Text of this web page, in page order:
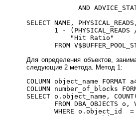
AND
SELECT NAME,
1 - (PHYSICAL_READS
           "Hit Ratio"
Для определения объектов,
следующие 2 метода. Метод 1:
COLUMN object_name FORMAT
COLUMN number_of_blocks
SELECT o.object_name,
FROM DBA_OBJECTS o,
WHERE o.object_id